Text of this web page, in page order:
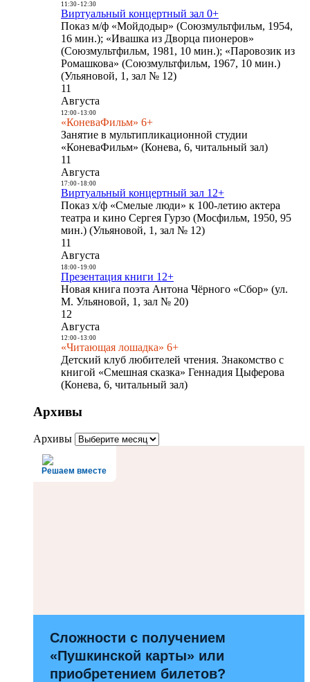
11:30- 12:30
Виртуальный концертный зал 0+
Показ м/ф «Мойдодыр» (Союзмультфильм, 1954,
16 мин.); «Ивашка из Дворца пионеров»
(Союзмультфильм, 1981, 10 мин.); «Паровозик из
Ромашкова» (Союзмультфильм, 1967, 10 мин.)
(Ульяновой, 1, зал № 12)
11
Августа
12:00- 13:00
«КоневаФильм» 6+
Занятие в мультипликационной студии
«КоневаФильм» (Конева, 6, читальный зал)
11
Августа
17:00- 18:00
Виртуальный концертный зал 12+
Показ х/ф «Смелые люди» к 100-летию актера
театра и кино Сергея Гурзо (Мосфильм, 1950, 95
мин.) (Ульяновой, 1, зал № 12)
11
Августа
18:00- 19:00
Презентация книги 12+
Новая книга поэта Антона Чёрного «Сбор» (ул.
М. Ульяновой, 1, зал № 20)
12
Августа
12:00- 13:00
«Читающая лошадка» 6+
Детский клуб любителей чтения. Знакомство с
книгой «Смешная сказка» Геннадия Цыферова
(Конева, 6, читальный зал)
Архивы
Архивы
Решаем вместе
Сложности с получением
«Пушкинской карты» или
приобретением билетов?